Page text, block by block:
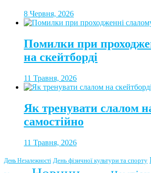
8 Червня, 2026
Помилки при
на скейтборді
11 Травня, 2026
Як тренувати слалом
самостійно
11 Травня, 2026
День Незалежності День фізичної культури та спорту